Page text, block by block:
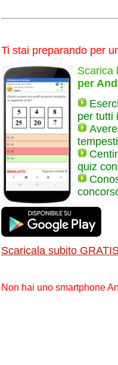
Ti stai preparando per
Scarica
per
per tutti
quiz
Scaricala subito
Non hai uno smartphone